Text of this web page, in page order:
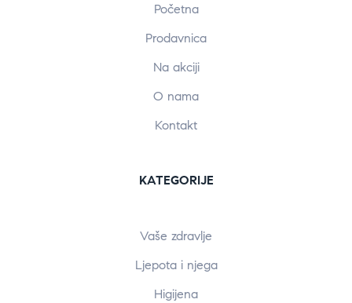
Početna
Prodavnica
Na akciji
O nama
Kontakt
KATEGORIJE
Vaše zdravlje
Ljepota i njega
Higijena